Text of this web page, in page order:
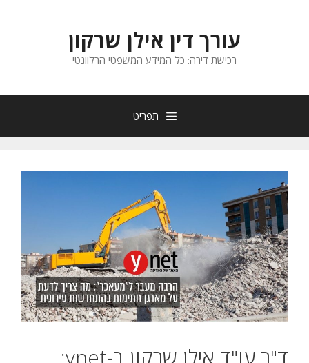
עורך דין אילן שרקון
רכישת דירה: כל המידע המשפטי הרלוונטי
תפריט
ד"ר עו"ד אילן שרקון ב-ynet: